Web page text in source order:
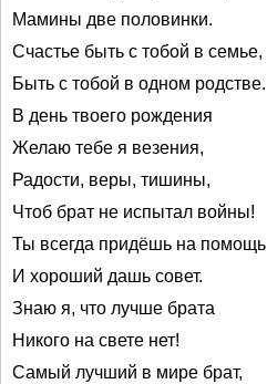
Мамины две половинки.
Счастье быть с тобой в семье,
Быть с тобой в одном родстве.
В день твоего рождения
Желаю тебе я везения,
Радости, веры, тишины,
Чтоб брат не испытал войны!
Ты всегда придёшь на помощь
И хороший дашь совет.
Знаю я, что лучше брата
Никого на свете нет!
Самый лучший в мире брат,